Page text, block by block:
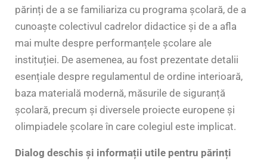
părinți de a se familiariza cu programa școlară, de a
cunoaște colectivul cadrelor didactice și de a afla
mai multe despre performanțele școlare ale
instituției. De asemenea, au fost prezentate detalii
esențiale despre regulamentul de ordine interioară,
baza materială modernă, măsurile de siguranță
școlară, precum și diversele proiecte europene și
olimpiadele școlare în care colegiul este implicat.
Dialog deschis și informații utile pentru părinți